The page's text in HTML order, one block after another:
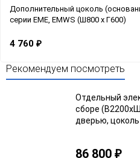
Дополнительный цоколь
серии EME, EMWS (Ш800 x Г600)
4 760 ₽
Рекомендуем посмотреть
Отдельный
сборе
дверью,
86 800 ₽